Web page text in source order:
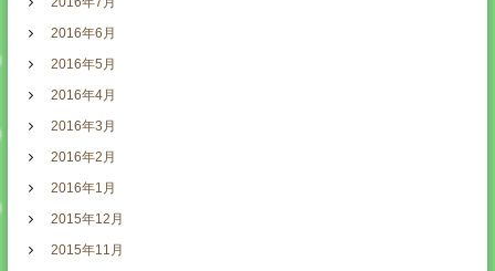
2016年6月
2016年5月
2016年4月
2016年3月
2016年2月
2016年1月
2015年12月
2015年11月